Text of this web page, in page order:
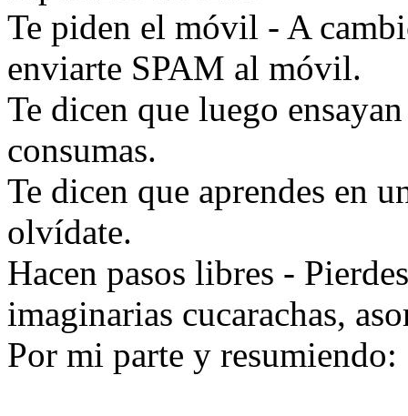
Te piden el móvil - A
enviarte SPAM al móvil.
Te dicen que luego
consumas.
Te dicen que aprendes en
olvídate.
Hacen pasos libres -
imaginarias cucarachas,
Por mi parte y resumiendo: